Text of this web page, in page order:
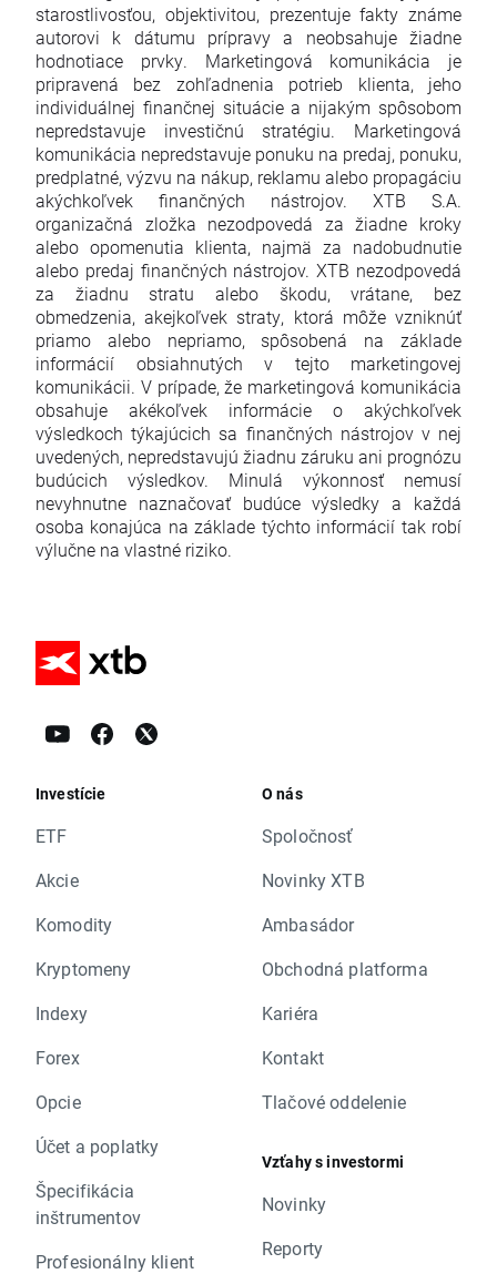
starostlivosťou, objektivitou, prezentuje fakty známe
autorovi k dátumu prípravy a neobsahuje žiadne
hodnotiace prvky. Marketingová komunikácia je
pripravená bez zohľadnenia potrieb klienta, jeho
individuálnej finančnej situácie a nijakým spôsobom
nepredstavuje investičnú stratégiu. Marketingová
komunikácia nepredstavuje ponuku na predaj, ponuku,
predplatné, výzvu na nákup, reklamu alebo propagáciu
akýchkoľvek finančných nástrojov. XTB S.A.
organizačná zložka nezodpovedá za žiadne kroky
alebo opomenutia klienta, najmä za nadobudnutie
alebo predaj finančných nástrojov. XTB nezodpovedá
za žiadnu stratu alebo škodu, vrátane, bez
obmedzenia, akejkoľvek straty, ktorá môže vzniknúť
priamo alebo nepriamo, spôsobená na základe
informácií obsiahnutých v tejto marketingovej
komunikácii. V prípade, že marketingová komunikácia
obsahuje akékoľvek informácie o akýchkoľvek
výsledkoch týkajúcich sa finančných nástrojov v nej
uvedených, nepredstavujú žiadnu záruku ani prognózu
budúcich výsledkov. Minulá výkonnosť nemusí
nevyhnutne naznačovať budúce výsledky a každá
osoba konajúca na základe týchto informácií tak robí
výlučne na vlastné riziko.
Investície
ETF
Akcie
Komodity
Kryptomeny
Indexy
Forex
Opcie
Účet a poplatky
Špecifikácia
inštrumentov
Profesionálny klient
O nás
Spoločnosť
Novinky XTB
Ambasádor
Obchodná platforma
Kariéra
Kontakt
Tlačové oddelenie
Vzťahy s investormi
Novinky
Reporty